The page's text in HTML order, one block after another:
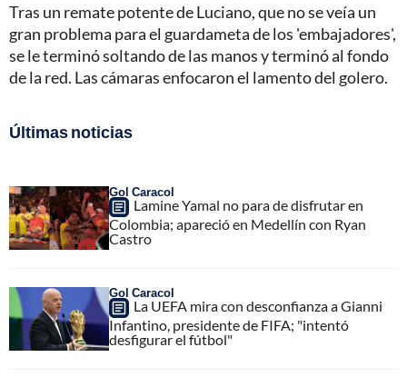
Tras un remate potente de Luciano, que no se veía un
gran problema para el guardameta de los 'embajadores',
se le terminó soltando de las manos y terminó al fondo
de la red. Las cámaras enfocaron el lamento del golero.
Últimas noticias
Gol Caracol
Lamine Yamal no para de disfrutar en
Colombia; apareció en Medellín con Ryan
Castro
Gol Caracol
La UEFA mira con desconfianza a Gianni
Infantino, presidente de FIFA; "intentó
desfigurar el fútbol"